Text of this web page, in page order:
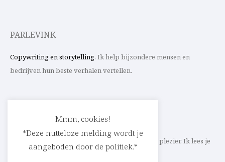
PARLEVINK
Copywriting en storytelling. Ik help bijzondere mensen en
bedrijven hun beste verhalen vertellen.
Schrijf ik straks mee aan jouw verhaal? Met veel plezier. Ik lees je
heel graag op
cedric@parlevink.be
Mmm, cookies!
*Deze nutteloze melding wordt je
aangeboden door de politiek.*